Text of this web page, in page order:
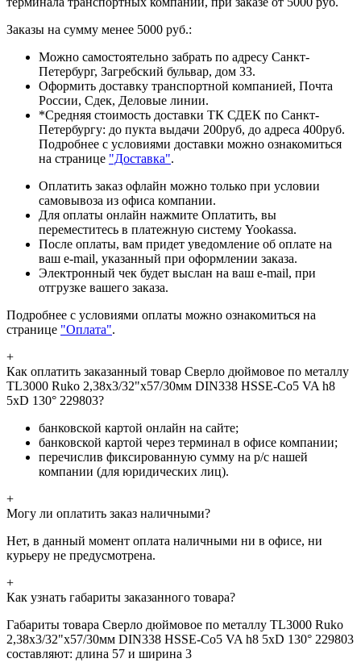
Заказы на сумму менее 5000 руб.:
Можно самостоятельно забрать по адресу Санкт-
Петербург, Загребский бульвар, дом 33.
Оформить доставку транспортной компанией, Почта
России, Сдек, Деловые линии.
*Средняя стоимость доставки ТК СДЕК по Санкт-
Петербургу: до пукта выдачи 200руб, до адреса 400руб.
Подробнее с условиями доставки можно ознакомиться
на странице "Доставка".
Оплатить заказ офлайн можно только при условии
самовывоза из офиса компании.
Для оплаты онлайн нажмите Оплатить, вы
переместитесь в платежную систему Yookassa.
После оплаты, вам придет уведомление об оплате на
ваш e-mail, указанный при оформлении заказа.
Электронный чек будет выслан на ваш e-mail, при
отгрузке вашего заказа.
Подробнее с условиями оплаты можно ознакомиться на
странице "Оплата".
+
Как оплатить заказанный товар Сверло дюймовое по металлу
TL3000 Ruko 2,38x3/32"x57/30мм DIN338 HSSE-Co5 VA h8
5xD 130° 229803?
банковской картой онлайн на сайте;
банковской картой через терминал в офисе компании;
перечислив фиксированную сумму на р/с нашей
компании (для юридических лиц).
+
Могу ли оплатить заказ наличными?
Нет, в данный момент оплата наличными ни в офисе, ни
курьеру не предусмотрена.
+
Как узнать габариты заказанного товара?
Габариты товара Сверло дюймовое по металлу TL3000 Ruko
2,38x3/32"x57/30мм DIN338 HSSE-Co5 VA h8 5xD 130° 229803
составляют: длина 57 и ширина 3